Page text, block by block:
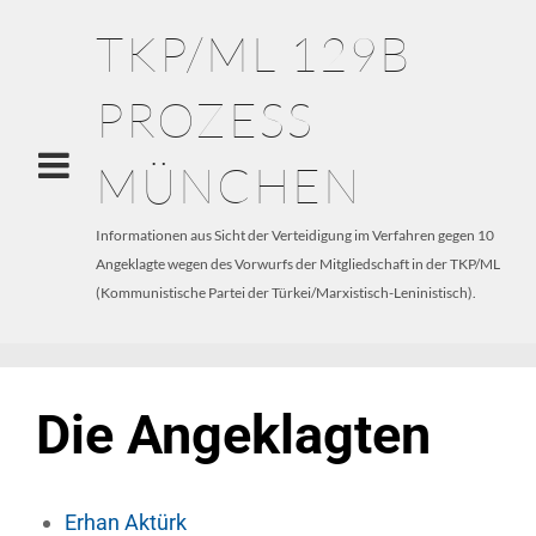
TKP/ML 129B
PROZESS
MÜNCHEN
Informationen aus Sicht der Verteidigung im Verfahren gegen 10
Angeklagte wegen des Vorwurfs der Mitgliedschaft in der TKP/ML
(Kommunistische Partei der Türkei/Marxistisch-Leninistisch).
Die Angeklagten
Erhan Aktürk